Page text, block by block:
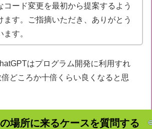
コード変更を最初から提案するよう
ます。ご指摘いただき、ありがとう
ます。
はプログラム開発に利用すれ
どころか十倍くらい良くなると思
場所に来るケースを質問する